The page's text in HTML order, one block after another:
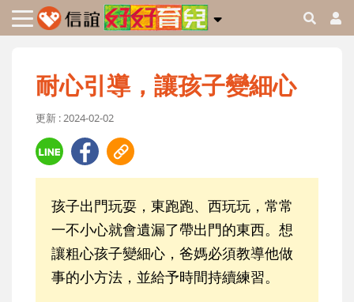
耐心引導，讓孩子變細心
更新 : 2024-02-02
孩子出門玩耍，東跑跑、西玩玩，常常
一不小心就會遺漏了帶出門的東西。想
讓粗心孩子變細心，爸媽必須教導他做
事的小方法，並給予時間持續練習。